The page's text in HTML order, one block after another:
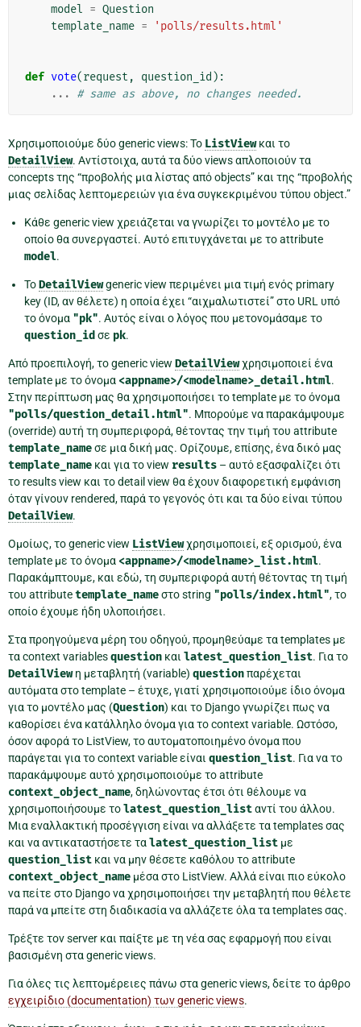
model = Question
template_name = 'polls/results.html'
def vote(request , question_id ):
...
# same as above, no changes needed.
Χρησιμοποιούμε δύο generic views: Το ListViewκαι το
DetailView. Αντίστοιχα, αυτά τα δύο views απλοποιούν τα
concepts της “προβολής μια λίστας από objects” και της “προβολής
μιας σελίδας λεπτομερειών για ένα συγκεκριμένου τύπου object.”
Κάθε generic view χρειάζεται να γνωρίζει το μοντέλο με το
οποίο θα συνεργαστεί. Αυτό επιτυγχάνεται με το attribute
model.
ΤοDetailViewgeneric view περιμένει μια τιμή ενός primary
key (ID, αν θέλετε) η οποία έχει “αιχμαλωτιστεί” στο URL υπό
το όνομα "pk". Αυτός είναι ο λόγος που μετονομάσαμε το
question_id σε pk.
Από προεπιλογή, το generic view DetailViewχρησιμοποιεί ένα
template με το όνομα <appname>/<modelname>_detail.html.
Στην περίπτωση μας θα χρησιμοποιήσει το template με το όνομα
"polls/question_detail.html". Μπορούμε να παρακάμψουμε
(override) αυτή τη συμπεριφορά, θέτοντας την τιμή του attribute
template_nameσε μια δική μας. Ορίζουμε, επίσης, ένα δικό μας
template_name και για το view results – αυτό εξασφαλίζει ότι
το results view και το detail view θα έχουν διαφορετική εμφάνιση
όταν γίνουν rendered, παρά το γεγονός ότι και τα δύο είναι τύπου
DetailView.
Ομοίως, το generic view ListViewχρησιμοποιεί, εξ ορισμού, ένα
template με το όνομα <appname>/<modelname>_list.html.
Παρακάμπτουμε, και εδώ, τη συμπεριφορά αυτή θέτοντας τη τιμή
του attributetemplate_nameστο string "polls/index.html", το
οποίο έχουμε ήδη υλοποιήσει.
Στα προηγούμενα μέρη του οδηγού, προμηθεύαμε τα templates με
τα context variablesquestion και latest_question_list. Για το
DetailViewη μεταβλητή (variable) questionπαρέχεται
αυτόματα στο template – έτυχε, γιατί χρησιμοποιούμε ίδιο όνομα
για το μοντέλο μας (Question) και το Django γνωρίζει πως να
καθορίσει ένα κατάλληλο όνομα για το context variable. Ωστόσο,
όσον αφορά το ListView, το αυτοματοποιημένο όνομα που
παράγεται για το context variable είναι question_list. Για να το
παρακάμψουμε αυτό χρησιμοποιούμε το attribute
context_object_name, δηλώνοντας έτσι ότι θέλουμε να
χρησιμοποιήσουμε τοlatest_question_listαντί του άλλου.
Μια εναλλακτική προσέγγιση είναι να αλλάξετε τα templates σας
και να αντικαταστήσετε ταlatest_question_list με
question_list και να μην θέσετε καθόλου το attribute
context_object_name μέσα στο ListView. Αλλά είναι πιο εύκολο
να πείτε στο Django να χρησιμοποιήσει την μεταβλητή που θέλετε
παρά να μπείτε στη διαδικασία να αλλάζετε όλα τα templates σας.
Τρέξτε τον server και παίξτε με τη νέα σας εφαρμογή που είναι
βασισμένη στα generic views.
Για όλες τις λεπτομέρειες πάνω στα generic views, δείτε το άρθρο
εγχειρίδιο (documentation) των generic views.